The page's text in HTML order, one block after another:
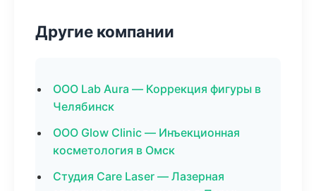
Другие компании
ООО Lab Aura — Коррекция фигуры в
Челябинск
ООО Glow Clinic — Инъекционная
косметология в Омск
Студия Care Laser — Лазерная